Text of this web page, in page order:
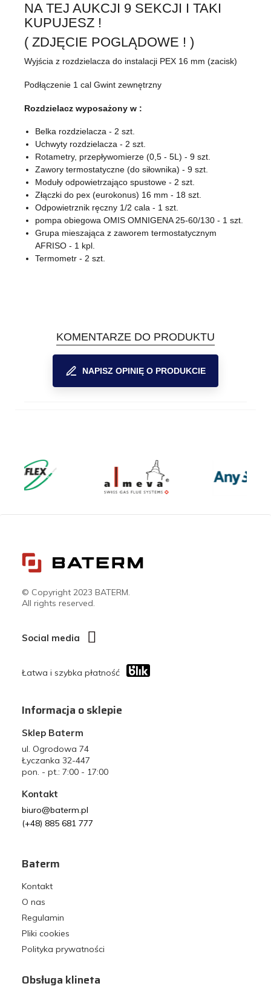
NA TEJ AUKCJI 9 SEKCJI I TAKI
KUPUJESZ !
( ZDJĘCIE POGLĄDOWE ! )
Wyjścia z rozdzielacza do instalacji PEX 16 mm (zacisk)
Podłączenie 1 cal Gwint zewnętrzny
Rozdzielacz wyposażony w :
Belka rozdzielacza - 2 szt.
Uchwyty rozdzielacza - 2 szt.
Rotametry, przepływomierze (0,5 - 5L) - 9 szt.
Zawory termostatyczne (do siłownika) - 9 szt.
Moduły odpowietrzająco spustowe - 2 szt.
Złączki do pex (eurokonus) 16 mm - 18 szt.
Odpowietrznik ręczny 1/2 cala - 1 szt.
pompa obiegowa OMIS OMNIGENA 25-60/130 - 1 szt.
Grupa mieszająca z zaworem termostatycznym
AFRISO - 1 kpl.
Termometr - 2 szt.
KOMENTARZE DO PRODUKTU
NAPISZ OPINIĘ O PRODUKCIE
© Copyright 2023 BATERM.
All rights reserved.
Social media
Łatwa i szybka płatność
Informacja o sklepie
Sklep Baterm
ul. Ogrodowa 74
Łyczanka 32-447
pon. - pt.: 7:00 - 17:00
Kontakt
biuro@baterm.pl
(+48) 885 681 777
Baterm
Kontakt
O nas
Regulamin
Pliki cookies
Polityka prywatności
Obsługa klineta